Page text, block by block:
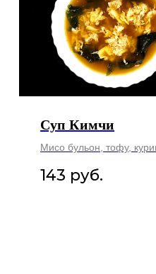
Суп Кимчи
Мисо бульон, тофу,
кунжутное масло, кунжут.
143 руб.